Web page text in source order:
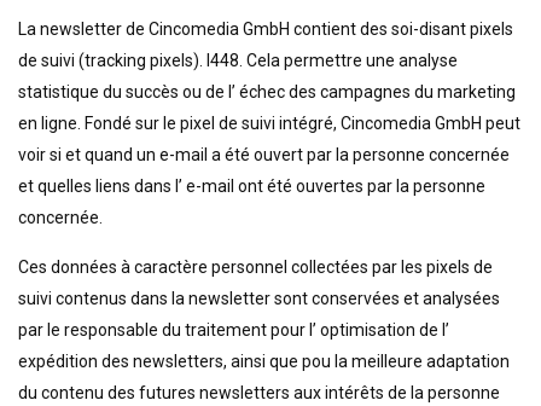
La newsletter de Cincomedia GmbH contient des soi-disant pixels
de suivi (tracking pixels). I448. Cela permettre une analyse
statistique du succès ou de l’ échec des campagnes du marketing
en ligne. Fondé sur le pixel de suivi intégré, Cincomedia GmbH peut
voir si et quand un e-mail a été ouvert par la personne concernée
et quelles liens dans l’ e-mail ont été ouvertes par la personne
concernée.
Ces données à caractère personnel collectées par les pixels de
suivi contenus dans la newsletter sont conservées et analysées
par le responsable du traitement pour l’ optimisation de l’
expédition des newsletters, ainsi que pou la meilleure adaptation
du contenu des futures newsletters aux intérêts de la personne